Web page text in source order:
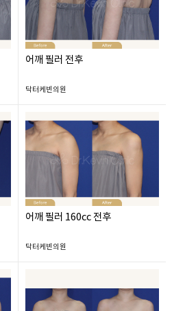
어깨 필러 전후
닥터케빈의원
어깨 필러 160cc 전후
닥터케빈의원